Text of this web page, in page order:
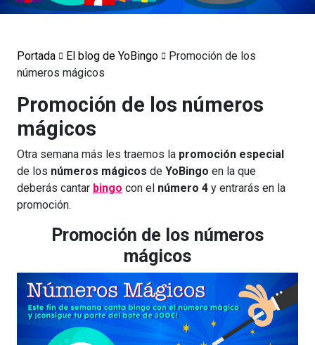
Portada El blog de YoBingo
Promoción de los
números mágicos
Promoción de los números
mágicos
Otra semana más les traemos la promoción especial
de los números mágicos de YoBingo en la que
deberás cantar bingo con el número 4 y entrarás en la
promoción.
Promoción de los números
mágicos